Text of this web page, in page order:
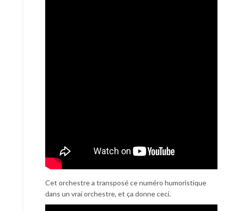
Cet orchestre a transposé ce numéro humoristique
dans un vrai orchestre, et ça donne ceci.